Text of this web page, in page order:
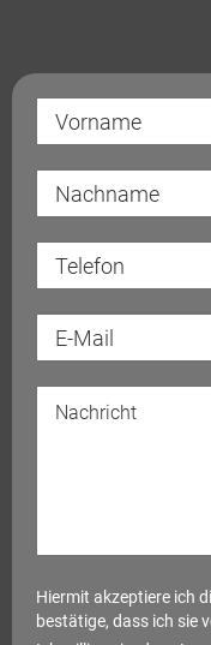
Hiermit akzeptiere ich
bestätige, dass ich sie